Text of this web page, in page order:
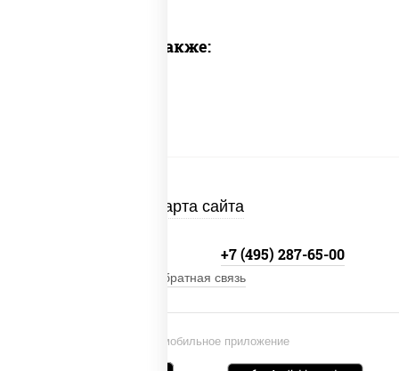
Предлагаем также:
Карта сайта
Установи мобильное приложение
+7 (495) 287-65-00
Обратная связь